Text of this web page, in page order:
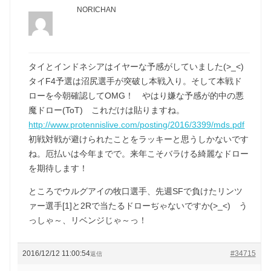
NORICHAN
タイとインドネシアはイヤーな予感がしていました(>_<)
タイF4予選は沼尻選手が突破し本戦入り。そして本戦ド
ローを今朝確認してOMG！ やはり嫌な予感が的中の悪
魔ドロー(ToT) これだけは貼りますね。
http://www.protennislive.com/posting/2016/3399/mds.pdf
初戦対戦が避けられたことをラッキーと思うしかないです
ね。厄払いは今年までで。来年こそバラける綺麗なドロー
を期待します！
ところでウルグアイの牧口選手、先週SFで負けたリンツ
ァー選手[1]と2Rで当たるドローぢゃないですか(>_<) う
っしゃ～、リベンジじゃ～っ！
2016/12/12 11:00:54 #34715
返信